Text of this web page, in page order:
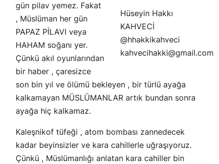
Hüseyin Hakkı
KAHVECİ
@hhakkikahveci
kahvecihakki@gmail.com
gün pilav yemez. Fakat
, Müslüman her gün
PAPAZ PİLAVI veya
HAHAM soğanı yer.
Çünkü akıl oyunlarından
bir haber , çaresizce
son bin yıl ve ölümü bekleyen , bir türlü ayağa
kalkamayan MÜSLÜMANLAR artık bundan sonra
ayağa hiç kalkamaz.
Kaleşnikof tüfeği , atom bombası zannedecek
kadar beyinsizler ve kara cahillerle uğraşıyoruz.
Çünkü , Müslümanlığı anlatan kara cahiller bin